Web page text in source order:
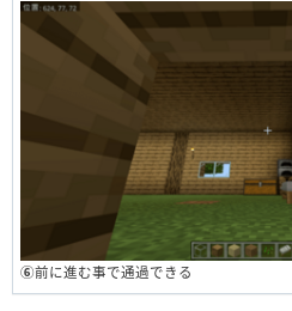
⑥前に進む事で通過できる